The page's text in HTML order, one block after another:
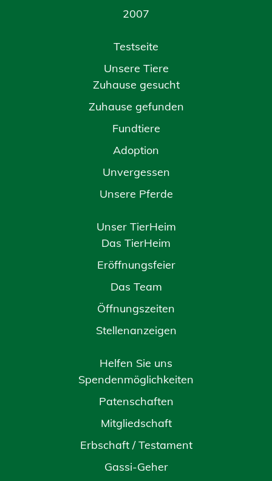
2007
Testseite
Unsere Tiere
Zuhause gesucht
Zuhause gefunden
Fundtiere
Adoption
Unvergessen
Unsere Pferde
Unser TierHeim
Das TierHeim
Eröffnungsfeier
Das Team
Öffnungszeiten
Stellenanzeigen
Helfen Sie uns
Spendenmöglichkeiten
Patenschaften
Mitgliedschaft
Erbschaft / Testament
Gassi-Geher